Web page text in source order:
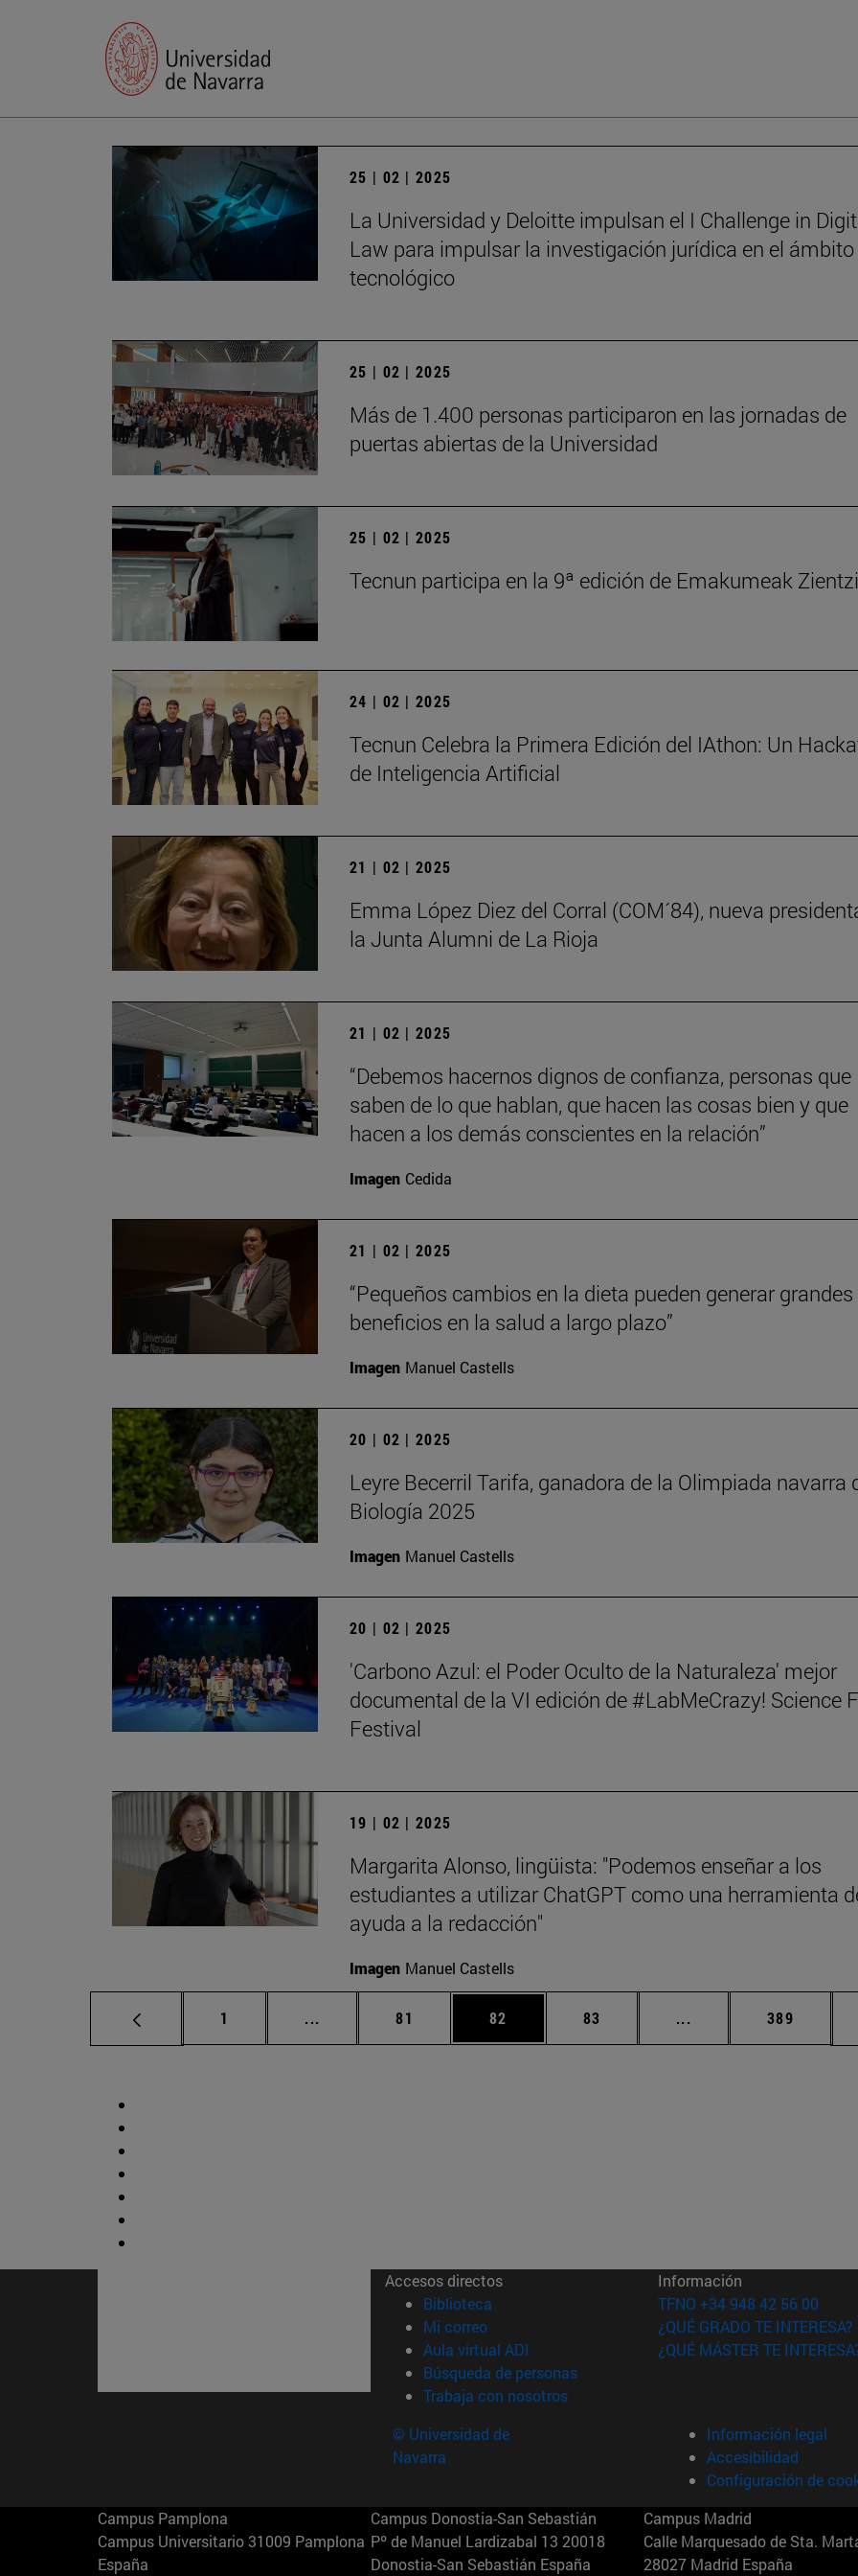
25 | 02 | 2025
La Universidad y Deloitte impulsan el I Challenge in
Law para impulsar la investigación jurídica en el ámbito
tecnológico
25 | 02 | 2025
Más de 1.400 personas participaron en las jornadas de
puertas abiertas de la Universidad
25 | 02 | 2025
Tecnun participa en la 9ª edición de Emakumeak
24 | 02 | 2025
Tecnun Celebra la Primera Edición del IAthon: Un
de Inteligencia Artificial
21 | 02 | 2025
Emma López Diez del Corral (COM´84), nueva
la Junta Alumni de La Rioja
21 | 02 | 2025
“Debemos hacernos dignos de confianza, personas que
saben de lo que hablan, que hacen las cosas bien y que
hacen a los demás conscientes en la relación”
Imagen Cedida
21 | 02 | 2025
“Pequeños cambios en la dieta pueden generar grandes
beneficios en la salud a largo plazo”
Imagen Manuel Castells
20 | 02 | 2025
Leyre Becerril Tarifa, ganadora de la Olimpiada navarra
Biología 2025
Imagen Manuel Castells
20 | 02 | 2025
'Carbono Azul: el Poder Oculto de la Naturaleza' mejor
documental de la VI edición de #LabMeCrazy! Science
Festival
19 | 02 | 2025
Margarita Alonso, lingüista: "Podemos enseñar a los
estudiantes a utilizar ChatGPT como una herramienta
ayuda a la redacción"
Imagen Manuel Castells
Página
1 ... Páginas intermedias Use TAB para desplazarse.
Página
81 Página
82 Página
83 ... Páginas intermedias
Página
389
Accesos directos
Biblioteca (abre en nueva ventana)
Mi correo(abre en nueva ventana)
Aula virtual ADI (abre en nueva ventana)
Búsqueda de personas(abre en nueva ventana)
Trabaja con nosotros(abre en nueva ventana)
Información
TFNO +34 948 42 56 00
¿QUÉ GRADO TE INTERESA?
¿QUÉ MÁSTER TE
© Universidad de
Navarra
Información legal
Accesibilidad
Configuración de
Campus Pamplona
Campus Universitario 31009 Pamplona
España
Campus Donostia-San Sebastián
Pº de Manuel Lardizabal 13 20018
Donostia-San Sebastián España
Campus Madrid
Calle Marquesado de Sta.
28027 Madrid España